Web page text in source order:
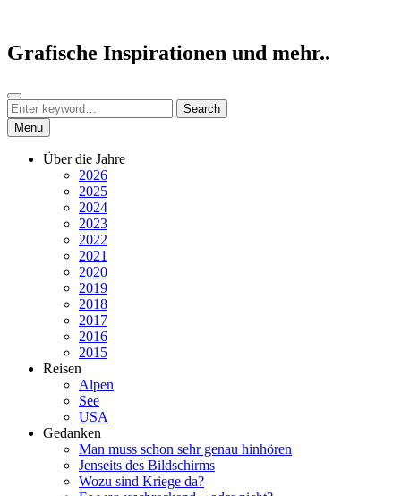
content
Grafische Inspirationen und mehr..
Search
Search
for:
Search
Menu
Über die Jahre
2026
2025
2024
2023
2022
2021
2020
2019
2018
2017
2016
2015
Reisen
Alpen
See
USA
Gedanken
Man muss schon sehr genau hinhören
Jenseits des Bildschirms
Wozu sind Kriege da?